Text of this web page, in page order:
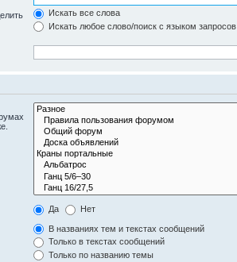
Искать все слова
Искать любое слово/поиск с языком запросов
Да Нет
В названиях тем и текстах сообщений
Только в текстах сообщений
Только по названию темы